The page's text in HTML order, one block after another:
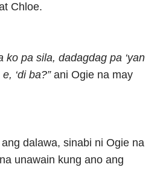
Chloe.
ko pa sila, dadagdag pa ‘yan
‘di ba?”ani Ogie na may
dalawa, sinabi ni Ogie na
unawain kung ano ang